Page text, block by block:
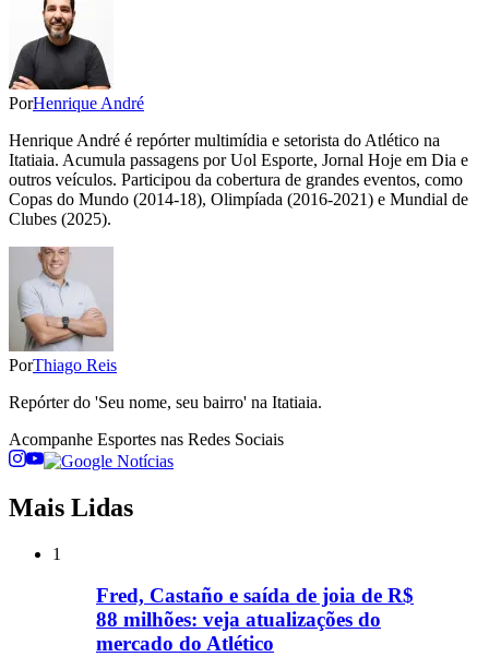
PorHenrique André
Henrique André é repórter multimídia e setorista do Atlético na
Itatiaia. Acumula passagens por Uol Esporte, Jornal Hoje em Dia e
outros veículos. Participou da cobertura de grandes eventos, como
Copas do Mundo (2014-18), Olimpíada (2016-2021) e Mundial de
Clubes (2025).
PorThiago Reis
Repórter do 'Seu nome, seu bairro' na Itatiaia.
Acompanhe Esportes nas Redes Sociais
Mais Lidas
1
Fred, Castaño e saída de joia de R$
88 milhões: veja atualizações do
mercado do Atlético